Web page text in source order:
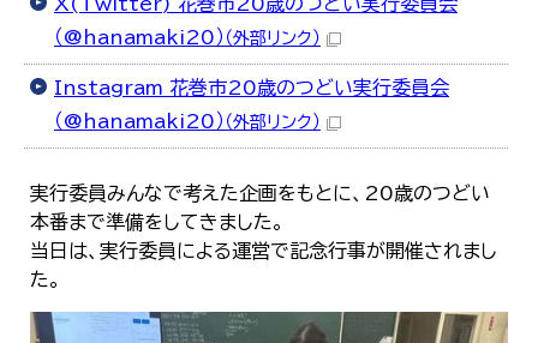
（@hanamaki20） （外部リンク）
Instagram 花巻市20歳のつどい実行委員会
（@hanamaki20） （外部リンク）
実行委員みんなで考えた企画をもとに、20歳のつどい
本番まで準備をしてきました。
当日は、実行委員による運営で記念行事が開催されまし
た。